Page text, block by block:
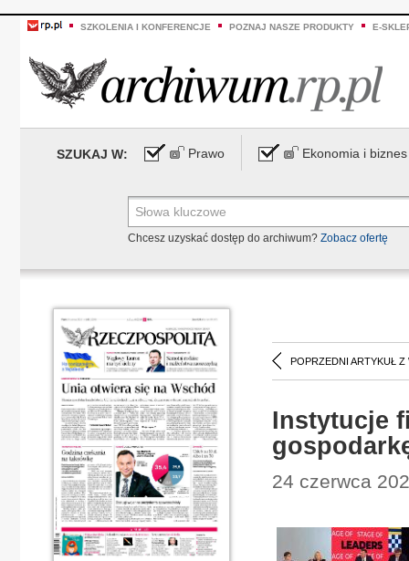
SZKOLENIA I KONFERENCJE POZNAJ NASZE PRODUKTY E-
SZUKAJ W: Prawo Ekonomia i biznes
Chcesz uzyskać dostęp do archiwum? Zobacz ofertę
POPRZEDNI ARTYKUŁ Z
Instytucje
24 czerwca